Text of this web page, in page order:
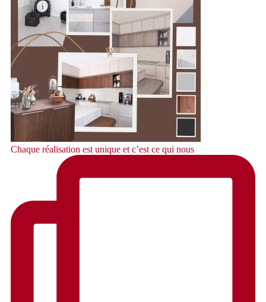
Chaque réalisation est unique et c’est ce qui nous